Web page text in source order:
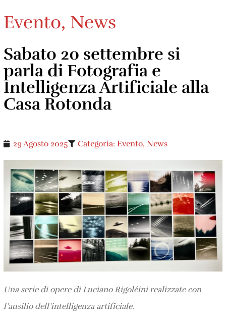
Evento, News
Sabato 20 settembre si
parla di Fotografia e
Intelligenza Artificiale alla
Casa Rotonda
29 Agosto 2025 Categoria: Evento, News
Una serie di opere di Luciano Rigoléini realizzate con
l’ausilio dell’intelligenza artificiale.